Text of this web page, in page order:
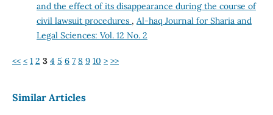
and the effect of its disappearance during the course of
civil lawsuit procedures , Al-haq Journal for Sharia and
Legal Sciences: Vol. 12 No. 2
<< < 1 2 3 4 5 6 7 8 9 10 > >>
Similar Articles